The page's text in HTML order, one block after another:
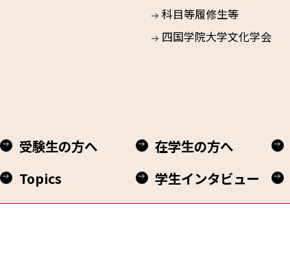
科目等履修生等
四国学院大学文化学会
受験生の方へ 在学生の方へ
Topics
学生インタビュー